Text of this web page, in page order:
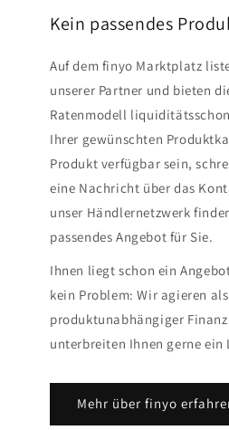
Kein passendes
Auf dem finyo Marktplatz
unserer Partner und bieten
Ratenmodell
Ihrer gewünschten
Produkt verfügbar sein,
eine Nachricht über das
unser Händlernetzwerk
passendes Angebot für Sie.
Ihnen liegt schon ein
kein Problem: Wir agieren
produktunabhängiger
unterbreiten Ihnen gerne ein
Mehr über finyo